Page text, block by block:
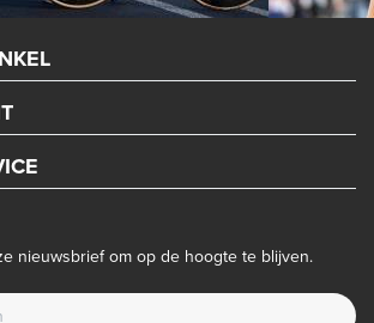
nieuwsbrief om op de hoogte te blijven.